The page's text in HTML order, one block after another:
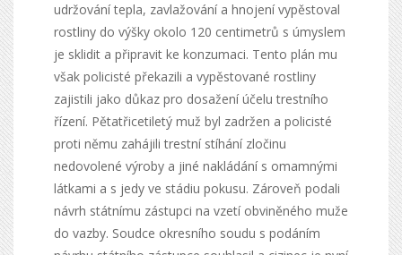
udržování tepla, zavlažování a hnojení vypěstoval
rostliny do výšky okolo 120 centimetrů s úmyslem
je sklidit a připravit ke konzumaci. Tento plán mu
však policisté překazili a vypěstované rostliny
zajistili jako důkaz pro dosažení účelu trestního
řízení. Pětatřicetiletý muž byl zadržen a policisté
proti němu zahájili trestní stíhání zločinu
nedovolené výroby a jiné nakládání s omamnými
látkami a s jedy ve stádiu pokusu. Zároveň podali
návrh státnímu zástupci na vzetí obviněného muže
do vazby. Soudce okresního soudu s podáním